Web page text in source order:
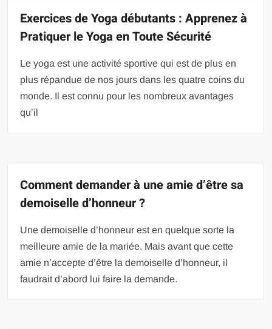
Exercices de Yoga débutants : Apprenez à
Pratiquer le Yoga en Toute Sécurité
Le yoga est une activité sportive qui est de plus en
plus répandue de nos jours dans les quatre coins du
monde. Il est connu pour les nombreux avantages
qu’il
Comment demander à une amie d’être sa
demoiselle d’honneur ?
Une demoiselle d’honneur est en quelque sorte la
meilleure amie de la mariée. Mais avant que cette
amie n’accepte d’être la demoiselle d’honneur, il
faudrait d’abord lui faire la demande.